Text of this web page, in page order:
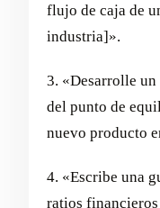
flujo de caja de
industria]».
3. «Desarrolle
del punto de
nuevo producto
4. «Escribe una
ratios